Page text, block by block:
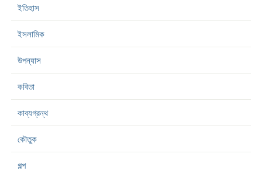
ইতিহাস
ইসলামিক
উপন্যাস
কবিতা
কাব্যগ্রন্থ
কৌতুক
গল্প